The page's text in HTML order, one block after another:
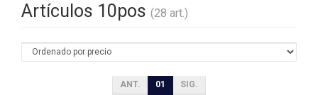
Artículos 10pos (28 art.)
ANT. 01 SIG.